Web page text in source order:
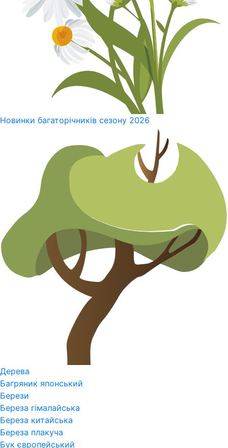
Новинки багаторічників сезону 2026
Дерева
Багряник японський
Берези
Береза гімалайська
Береза китайська
Береза плакуча
Бук європейський